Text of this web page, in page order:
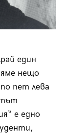
един
нещо
пет лева
е едно